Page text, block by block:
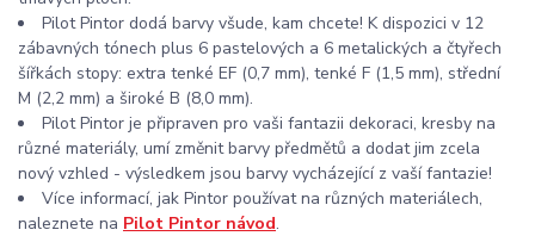
Pilot Pintor dodá barvy všude, kam chcete! K dispozici v 12
zábavných tónech plus 6 pastelových a 6 metalických a čtyřech
šířkách stopy: extra tenké EF (0,7 mm), tenké F (1,5 mm), střední
M (2,2 mm) a široké B (8,0 mm).
Pilot Pintor je připraven pro vaši fantazii dekoraci, kresby na
různé materiály, umí změnit barvy předmětů a dodat jim zcela
nový vzhled - výsledkem jsou barvy vycházející z vaší fantazie!
Více informací, jak Pintor používat na různých materiálech,
naleznete na Pilot Pintor návod.